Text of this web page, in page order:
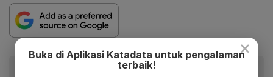
Baca artikel ini lewat aplikasi mobile.
×
Buka di Aplikasi Katadata untuk pengalaman
terbaik!